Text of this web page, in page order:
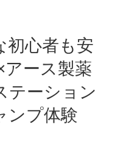
初心者も安
アース製薬
テーション
ンプ体験